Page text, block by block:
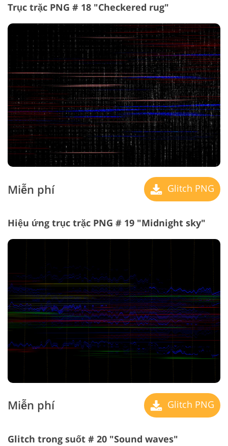
Trục trặc PNG # 18 "Checkered rug"
Miễn phí Glitch PNG
Hiệu ứng trục trặc PNG # 19 "Midnight sky"
Miễn phí Glitch PNG
Glitch trong suốt # 20 "Sound waves"